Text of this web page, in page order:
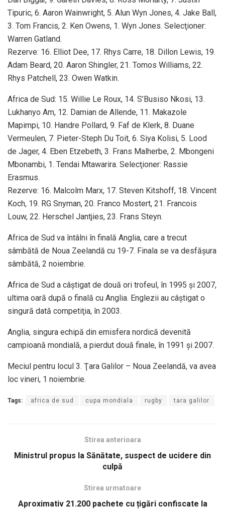
Tipuric, 6. Aaron Wainwright, 5. Alun Wyn Jones, 4. Jake Ball,
3. Tom Francis, 2. Ken Owens, 1. Wyn Jones. Selecţioner:
Warren Gatland.
Rezerve: 16. Elliot Dee, 17. Rhys Carre, 18. Dillon Lewis, 19.
Adam Beard, 20. Aaron Shingler, 21. Tomos Williams, 22.
Rhys Patchell, 23. Owen Watkin.
Africa de Sud: 15. Willie Le Roux, 14. S’Busiso Nkosi, 13.
Lukhanyo Am, 12. Damian de Allende, 11. Makazole
Mapimpi, 10. Handre Pollard, 9. Faf de Klerk, 8. Duane
Vermeulen, 7. Pieter-Steph Du Toit, 6. Siya Kolisi, 5. Lood
de Jager, 4. Eben Etzebeth, 3. Frans Malherbe, 2. Mbongeni
Mbonambi, 1. Tendai Mtawarira. Selecţioner: Rassie
Erasmus.
Rezerve: 16. Malcolm Marx, 17. Steven Kitshoff, 18. Vincent
Koch, 19. RG Snyman, 20. Franco Mostert, 21. Francois
Louw, 22. Herschel Jantjies, 23. Frans Steyn.
Africa de Sud va întâlni în finală Anglia, care a trecut
sâmbătă de Noua Zeelandă cu 19-7. Finala se va desfăşura
sâmbătă, 2 noiembrie.
Africa de Sud a câştigat de două ori trofeul, în 1995 şi 2007,
ultima oară după o finală cu Anglia. Englezii au câştigat o
singură dată competiţia, în 2003.
Anglia, singura echipă din emisfera nordică devenită
campioană mondială, a pierdut două finale, în 1991 şi 2007.
Meciul pentru locul 3. Ţara Galilor – Noua Zeelandă, va avea
loc vineri, 1 noiembrie.
Tags: africa de sud cupa mondiala rugby tara galilor
Stirea anterioara
Ministrul propus la Sănătate, suspect de ucidere din
culpă
Stirea urmatoare
Aproximativ 21.200 pachete cu țigări confiscate la